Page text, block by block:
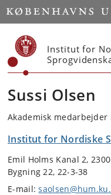
Start
Institut for
Sussi Olsen
Akademisk medarbejder
Institut for Nordiske
Emil Holms Kanal 2,
Bygning 22, 22-3-38
E-mail: